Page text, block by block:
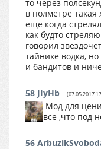
то через
в полметре
еще когда
как будто
говорил
тайнике водка,
и бандитов и
58 JIyHb (07.05.2017
Мод для
все ,что под
56